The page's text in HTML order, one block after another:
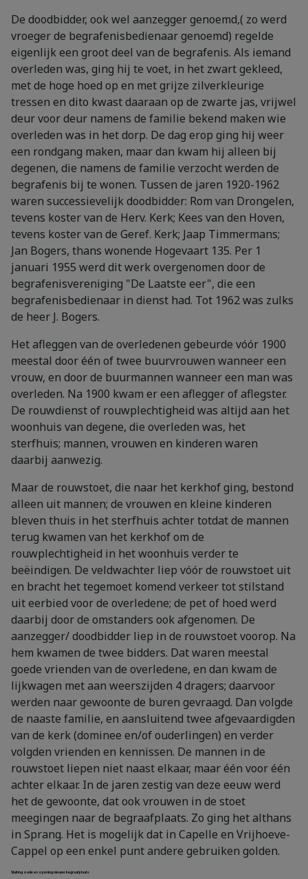
De doodbidder, ook wel aanzegger genoemd,( zo werd
vroeger de begrafenisbedienaar genoemd) regelde
eigenlijk een groot deel van de begrafenis. Als iemand
overleden was, ging hij te voet, in het zwart gekleed,
met de hoge hoed op en met grijze zilverkleurige
tressen en dito kwast daaraan op de zwarte jas, vrijwel
deur voor deur namens de familie bekend maken wie
overleden was in het dorp. De dag erop ging hij weer
een rondgang maken, maar dan kwam hij alleen bij
degenen, die namens de familie verzocht werden de
begrafenis bij te wonen. Tussen de jaren 1920-1962
waren successievelijk doodbidder: Rom van Drongelen,
tevens koster van de Herv. Kerk; Kees van den Hoven,
tevens koster van de Geref. Kerk; Jaap Timmermans;
Jan Bogers, thans wonende Hogevaart 135. Per 1
januari 1955 werd dit werk overgenomen door de
begrafenisvereniging "De Laatste eer", die een
begrafenisbedienaar in dienst had. Tot 1962 was zulks
de heer J. Bogers.
Het afleggen van de overledenen gebeurde vóór 1900
meestal door één of twee buurvrouwen wanneer een
vrouw, en door de buurmannen wanneer een man was
overleden. Na 1900 kwam er een aflegger of aflegster.
De rouwdienst of rouwplechtigheid was altijd aan het
woonhuis van degene, die overleden was, het
sterfhuis; mannen, vrouwen en kinderen waren
daarbij aanwezig.
Maar de rouwstoet, die naar het kerkhof ging, bestond
alleen uit mannen; de vrouwen en kleine kinderen
bleven thuis in het sterfhuis achter totdat de mannen
terug kwamen van het kerkhof om de
rouwplechtigheid in het woonhuis verder te
beëindigen. De veldwachter liep vóór de rouwstoet uit
en bracht het tegemoet komend verkeer tot stilstand
uit eerbied voor de overledene; de pet of hoed werd
daarbij door de omstanders ook afgenomen. De
aanzegger/ doodbidder liep in de rouwstoet voorop. Na
hem kwamen de twee bidders. Dat waren meestal
goede vrienden van de overledene, en dan kwam de
lijkwagen met aan weerszijden 4 dragers; daarvoor
werden naar gewoonte de buren gevraagd. Dan volgde
de naaste familie, en aansluitend twee afgevaardigden
van de kerk (dominee en/of ouderlingen) en verder
volgden vrienden en kennissen. De mannen in de
rouwstoet liepen niet naast elkaar, maar één voor één
achter elkaar. In de jaren zestig van deze eeuw werd
het de gewoonte, dat ook vrouwen in de stoet
meegingen naar de begraafplaats. Zo ging het althans
in Sprang. Het is mogelijk dat in Capelle en Vrijhoeve-
Cappel op een enkel punt andere gebruiken golden.
Sluiting oude en opening nieuwe begraafplaats